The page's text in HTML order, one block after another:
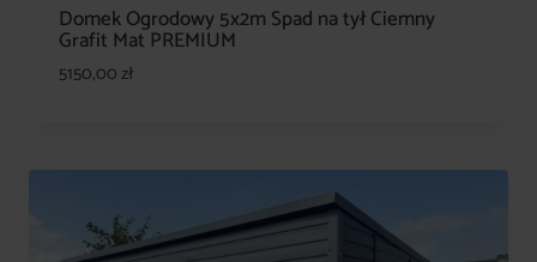
Domek Ogrodowy 5x2m Spad na tył Ciemny
Grafit Mat PREMIUM
5150,00zł